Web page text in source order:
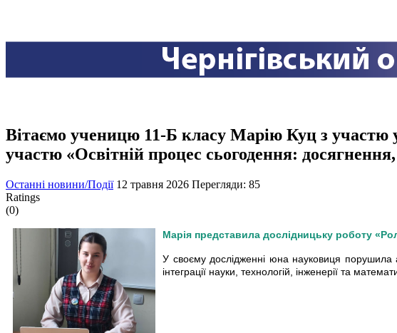
Вітаємо ученицю 11-Б класу Марію Куц з участю
участю «Освітній процес сьогодення:
Останні новини/Події 12 травня 2026 Перегляди: 85
Ratings
(0)
Марія представила дослідницьку роботу
У своєму дослідженні юна науковиця порушила
інтеграції науки, технологій, інженерії та